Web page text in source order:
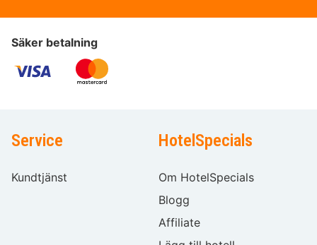
Säker betalning
Service
Kundtjänst
HotelSpecials
Om HotelSpecials
Blogg
Affiliate